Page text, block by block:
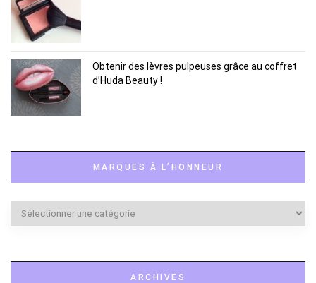
Obtenir des lèvres pulpeuses grâce au coffret
d’Huda Beauty !
MARQUES À L’HONNEUR
Marques
ARCHIVES